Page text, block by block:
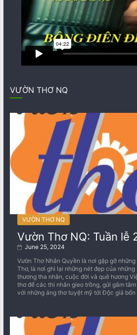
VƯỜN THƠ NQ
VƯỜN THƠ NQ
Vườn Thơ NQ: Tuần lễ
June 25, 2024
Vườn Thơ Nhân Quyền là nơi gặp gỡ
Thơ, là nơi ghi lại những nét đẹp của những
thương tha nhân, cuộc đời và quê hương
thơ để các thi nhân gieo trồng, gửi gắm
với những áng thơ tuyệt mỹ tới Độc giả bốn